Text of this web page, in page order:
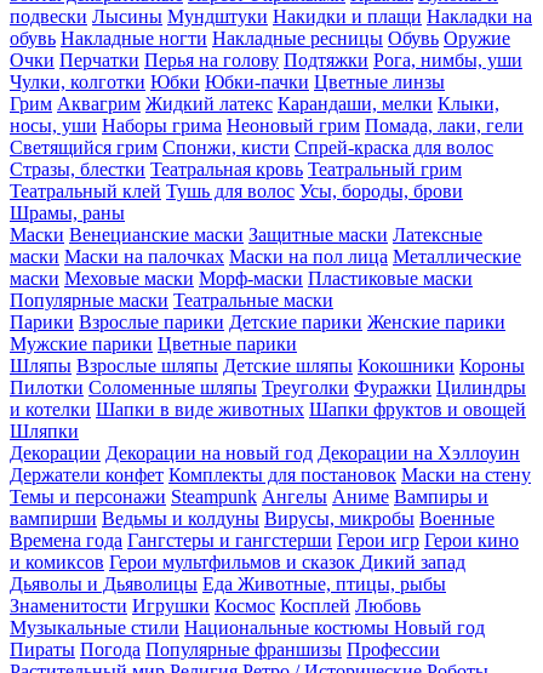
подвески Лысины Мундштуки Накидки и плащи Накладки на
обувь Накладные ногти Накладные ресницы Обувь Оружие
Очки Перчатки Перья на голову Подтяжки Рога, нимбы, уши
Чулки, колготки Юбки Юбки-пачки Цветные линзы
Грим Аквагрим Жидкий латекс Карандаши, мелки Клыки,
носы, уши Наборы грима Неоновый грим Помада, лаки, гели
Светящийся грим Спонжи, кисти Спрей-краска для волос
Стразы, блестки Театральная кровь Театральный грим
Театральный клей Тушь для волос Усы, бороды, брови
Шрамы, раны
Маски Венецианские маски Защитные маски Латексные
маски Маски на палочках Маски на пол лица Металлические
маски Меховые маски Морф-маски Пластиковые маски
Популярные маски Театральные маски
Парики Взрослые парики Детские парики Женские парики
Мужские парики Цветные парики
Шляпы Взрослые шляпы Детские шляпы Кокошники Короны
Пилотки Соломенные шляпы Треуголки Фуражки Цилиндры
и котелки Шапки в виде животных Шапки фруктов и овощей
Шляпки
Декорации Декорации на новый год Декорации на Хэллоуин
Держатели конфет Комплекты для постановок Маски на стену
Темы и персонажи Steampunk Ангелы Аниме Вампиры и
вампирши Ведьмы и колдуны Вирусы, микробы Военные
Времена года Гангстеры и гангстерши Герои игр Герои кино
и комиксов Герои мультфильмов и сказок Дикий запад
Дьяволы и Дьяволицы Еда Животные, птицы, рыбы
Знаменитости Игрушки Космос Косплей Любовь
Музыкальные стили Национальные костюмы Новый год
Пираты Погода Популярные франшизы Профессии